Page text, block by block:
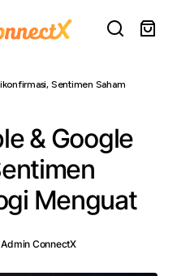
Sentimen Saham
& Google
Menguat
Admin ConnectX